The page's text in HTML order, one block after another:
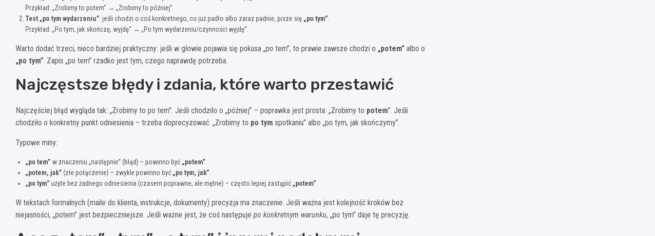
Przykład: „Zrobimy to potem” → „Zrobimy to później”.
Test „po tym wydarzeniu”: jeśli chodzi o coś konkretnego, co już padło albo zaraz padnie, pisze się „po tym”
Przykład: „Po tym, jak skończę, wyjdę” → „Po tym wydarzeniu/czynności wyjdę”.
Warto dodać trzeci, nieco bardziej praktyczny: jeśli w głowie pojawia się pokusa „po tem”, to prawie zawsze chodzi o „potem” albo o
„po tym”. Zapis „po tem” rzadko jest tym, czego naprawdę potrzeba.
Najczęstsze błędy i zdania, które warto przestawić
Najczęściej błąd wygląda tak: „Zrobimy to po tem”. Jeśli chodziło o „później” – poprawka jest prosta: „Zrobimy to potem”. Jeśli
chodziło o konkretny punkt odniesienia – trzeba doprecyzować: „Zrobimy to po tym spotkaniu” albo „po tym, jak skończymy”.
Typowe miny:
„po tem” w znaczeniu „następnie” (błąd) – powinno być „potem”
„potem, jak” (złe połączenie) – zwykle powinno być „po tym, jak”
„po tym” użyte bez żadnego odniesienia (czasem poprawne, ale mętne) – często lepiej zastąpić „potem”
W tekstach formalnych (maile do klienta, instrukcje, dokumenty) precyzja ma znaczenie. Jeśli ważna jest kolejność kroków bez
niejasności, „potem” jest bezpieczniejsze. Jeśli ważne jest, że coś następuje po konkretnym warunku, „po tym” daje tę precyzję.